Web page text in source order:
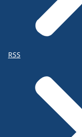
RSS